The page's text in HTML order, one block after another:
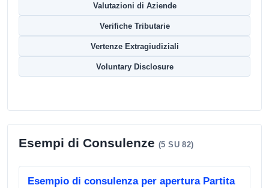
Valutazioni di Aziende
Verifiche Tributarie
Vertenze Extragiudiziali
Voluntary Disclosure
Esempi di Consulenze (5 SU 82)
Esempio di consulenza per apertura Partita